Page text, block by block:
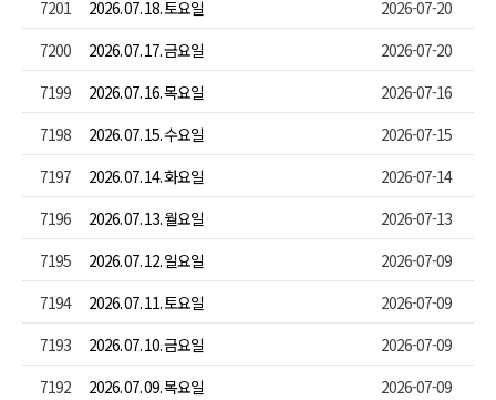
7201
2026. 07. 18. 토요일
2026-07-20
7200
2026. 07. 17. 금요일
2026-07-20
7199
2026. 07. 16. 목요일
2026-07-16
7198
2026. 07. 15. 수요일
2026-07-15
7197
2026. 07. 14. 화요일
2026-07-14
7196
2026. 07. 13. 월요일
2026-07-13
7195
2026. 07. 12. 일요일
2026-07-09
7194
2026. 07. 11. 토요일
2026-07-09
7193
2026. 07. 10. 금요일
2026-07-09
7192
2026. 07. 09. 목요일 2026-07-09